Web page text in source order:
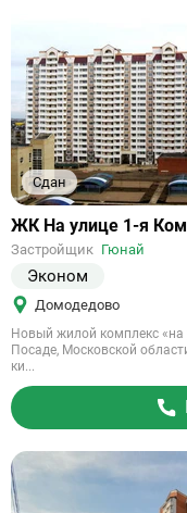
Сдан
Ссылка
объект
ЖК На улице 1-я
Застройщик Гюнай
Эконом
Домодедово
Новый жилой комплекс «на
Посаде, Московской
ки...